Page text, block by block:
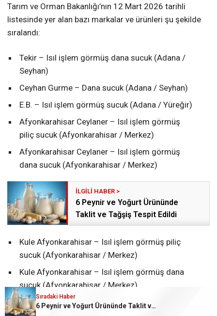
Tarım ve Orman Bakanlığı’nın 12 Mart 2026 tarihli
listesinde yer alan bazı markalar ve ürünleri şu şekilde
sıralandı:
Tekir – Isıl işlem görmüş dana sucuk (Adana /
Seyhan)
Ceyhan Gurme – Dana sucuk (Adana / Seyhan)
E.B. – Isıl işlem görmüş sucuk (Adana / Yüreğir)
Afyonkarahisar Ceylaner – Isıl işlem görmüş
piliç sucuk (Afyonkarahisar / Merkez)
Afyonkarahisar Ceylaner – Isıl işlem görmüş
dana sucuk (Afyonkarahisar / Merkez)
6 Peynir ve Yoğurt Ürününde
Taklit ve Tağşiş Tespit Edildi
Kule Afyonkarahisar – Isıl işlem görmüş piliç
sucuk (Afyonkarahisar / Merkez)
Kule Afyonkarahisar – Isıl işlem görmüş dana
sucuk (Afyonkarahisar / Merkez)
Sevimoğlu – Isıl işlem görmüş piliç sucuk
Sıradaki Haber
6 Peynir ve Yoğurt Ürününde Taklit ve Tağşiş Tespit Edildi